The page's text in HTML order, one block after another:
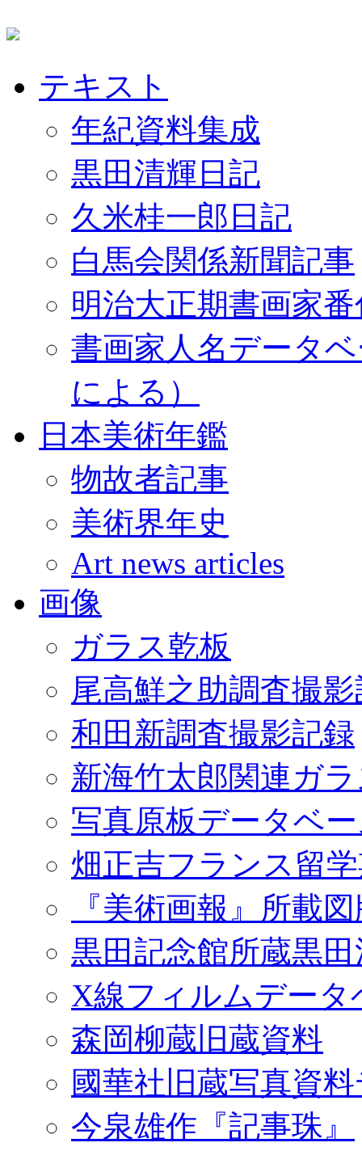
テキスト
年紀資料集成
黒田清輝日記
久米桂一郎日記
白馬会関係新聞記事
明治大正期書画家
書画家人名データ
による）
日本美術年鑑
物故者記事
美術界年史
Art news articles
画像
ガラス乾板
尾高鮮之助調査撮
和田新調査撮影記録
新海竹太郎関連ガ
写真原板データベ
畑正吉フランス留
『美術画報』所載
黒田記念館所蔵黒
X線フィルムデータ
森岡柳蔵旧蔵資料
國華社旧蔵写真資
今泉雄作『記事珠』